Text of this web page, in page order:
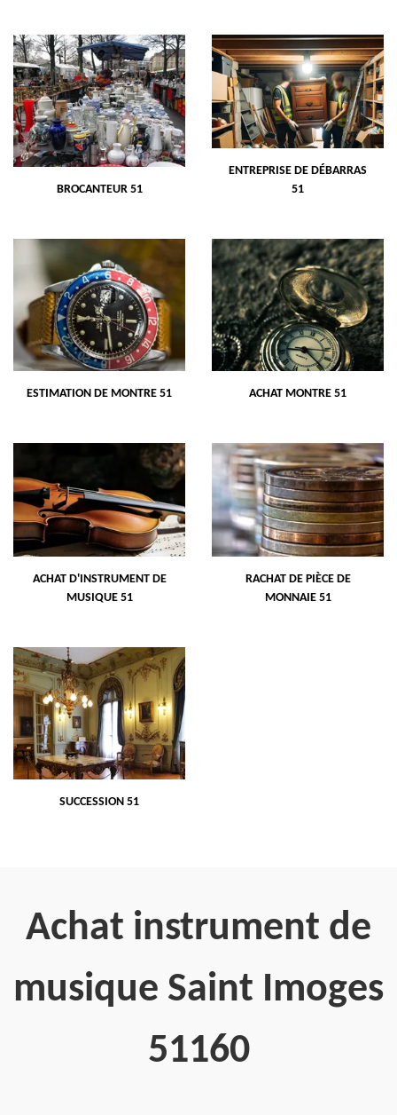
BROCANTEUR 51
ENTREPRISE DE DÉBARRAS
51
ESTIMATION DE MONTRE 51 ACHAT MONTRE 51
ACHAT D'INSTRUMENT DE
MUSIQUE 51
RACHAT DE PIÈCE DE
MONNAIE 51
SUCCESSION 51
Achat instrument de
musique Saint Imoges
51160